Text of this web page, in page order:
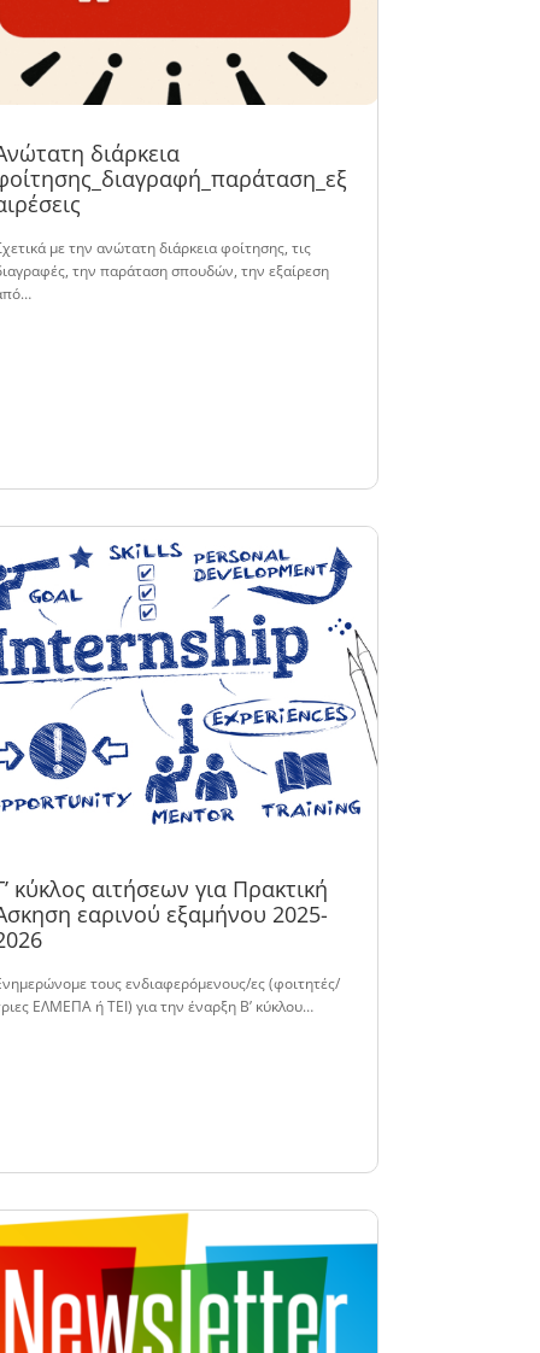
διάρκεια
με την ανώτατη διάρκεια φοίτησης, τις
την παράταση σπουδών, την εξαίρεση
κύκλος αιτήσεων για Πρακτική
εαρινού εξαμήνου 2025-
τους ενδιαφερόμενους/ες (φοιτητές/
ΕΛΜΕΠΑ ή ΤΕΙ) για την έναρξη Β’ κύκλου…